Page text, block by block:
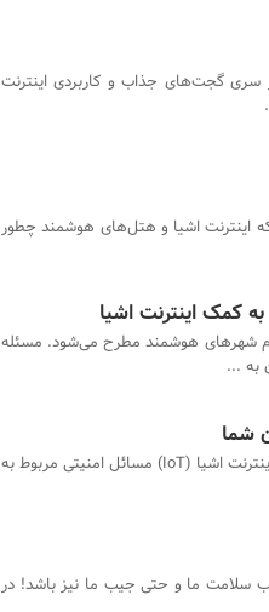
سری گجت‌های جذاب و کاربردی اینترنت
که اینترنت اشیا و هتل‌های هوشمند چطور
کمک اینترنت اشیا
شهرهای هوشمند مطرح می‌شود. مسئله
به ...
یکی از بزرگ‌ترین چالش‌های اینترنت اشیا (IoT) مسائل امنیتی مربوط به
سلامت ما و حتی جیب ما نیز باشد! در